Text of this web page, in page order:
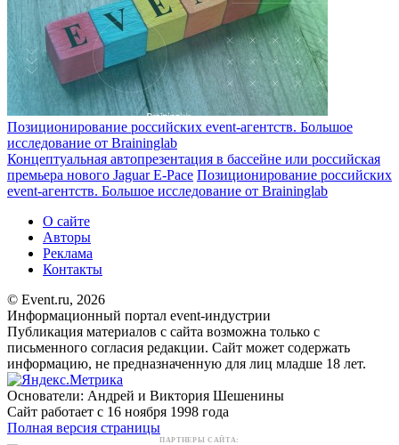
Позиционирование российских event-агентств. Большое
исследование от Braininglab
Концептуальная автопрезентация в бассейне или российская
премьера нового Jaguar E-Pace Позиционирование российских
event-агентств. Большое исследование от Braininglab
О сайте
Авторы
Реклама
Контакты
© Event.ru, 2026
Информационный портал event-индустрии
Публикация материалов с сайта возможна только с
письменного согласия редакции. Сайт может содержать
информацию, не предназначенную для лиц младше 18 лет.
Основатели: Андрей и Виктория Шешенины
Сайт работает с 16 ноября 1998 года
Полная версия страницы
ПАРТНЕРЫ САЙТА: